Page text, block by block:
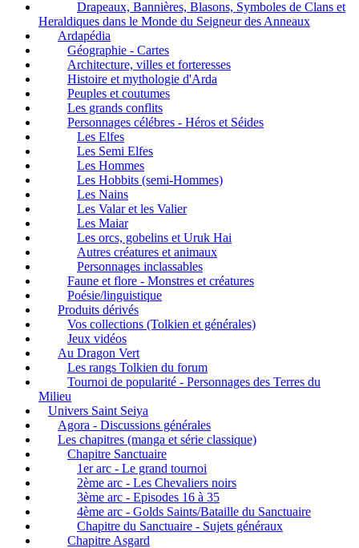
Drapeaux, Bannières, Blasons, Symboles de Clans et
Heraldiques dans le Monde du Seigneur des Anneaux
Ardapédia
Géographie - Cartes
Architecture, villes et forteresses
Histoire et mythologie d'Arda
Peuples et coutumes
Les grands conflits
Personnages célébres - Héros et Séides
Les Elfes
Les Semi Elfes
Les Hommes
Les Hobbits (semi-Hommes)
Les Nains
Les Valar et les Valier
Les Maiar
Les orcs, gobelins et Uruk Hai
Autres créatures et animaux
Personnages inclassables
Faune et flore - Monstres et créatures
Poésie/linguistique
Produits dérivés
Vos collections (Tolkien et générales)
Jeux vidéos
Au Dragon Vert
Les rangs Tolkien du forum
Tournoi de popularité - Personnages des Terres du
Milieu
Univers Saint Seiya
Agora - Discussions générales
Les chapitres (manga et série classique)
Chapitre Sanctuaire
1er arc - Le grand tournoi
2ème arc - Les Chevaliers noirs
3ème arc - Episodes 16 à 35
4ème arc - Golds Saints/Bataille du Sanctuaire
Chapitre du Sanctuaire - Sujets généraux
Chapitre Asgard